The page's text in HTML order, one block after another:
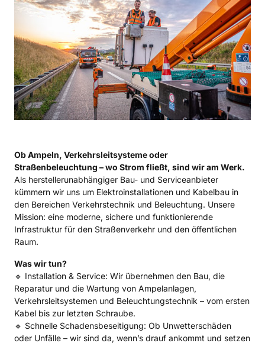
Ob Ampeln, Verkehrsleitsysteme oder
Als herstellerunabhängiger Bau- und Serviceanbieter
kümmern wir uns um Elektroinstallationen und Kabelbau in
den Bereichen Verkehrstechnik und Beleuchtung. Unsere
Mission: eine moderne, sichere und funktionierende
Infrastruktur für den Straßenverkehr und den öffentlichen
Raum.
Was wir tun?
🔹 Installation & Service: Wir übernehmen den Bau, die
Reparatur und die Wartung von Ampelanlagen,
Verkehrsleitsystemen und Beleuchtungstechnik – vom ersten
Kabel bis zur letzten Schraube.
🔹 Schnelle Schadensbeseitigung: Ob Unwetterschäden
oder Unfälle – wir sind da, wenn’s drauf ankommt und setzen